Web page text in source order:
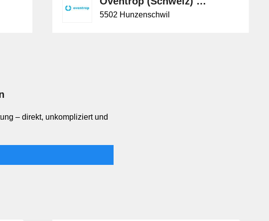
5502 Hunzenschwil
– direkt, unkompliziert und